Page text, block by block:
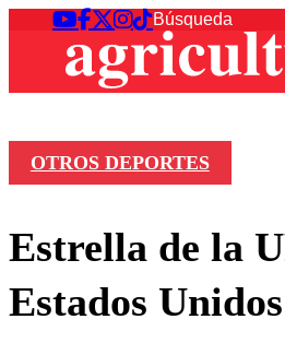
OTROS DEPORTES
Estrella de la
Estados Unidos